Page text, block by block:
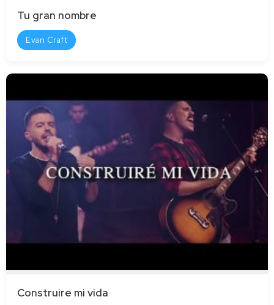
Tu gran nombre
Evan Craft
Construire mi vida